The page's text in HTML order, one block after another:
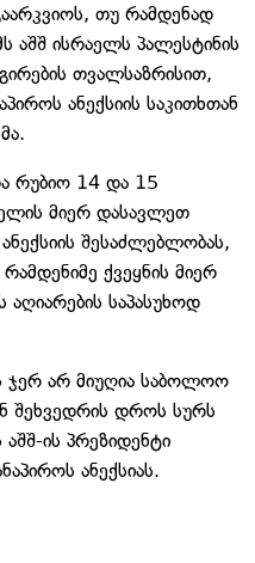
თუ რამდენად
აშშ ისრაელს პალესტინის
თვალსაზრისით,
ანექსიის საკითხთან
რუბიო 14 და 15
მიერ დასავლეთ
შესაძლებლობას,
ქვეყნის მიერ
საპასუხოდ
ჯერ არ მიუღია საბოლოო
შეხვედრის დროს სურს
ის პრეზიდენტი
ანექსიას.